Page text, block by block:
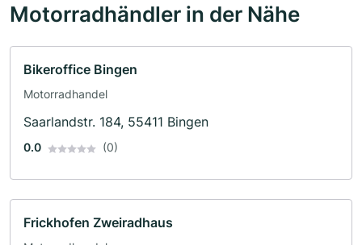
Motorradhändler in der Nähe
Bikeroffice Bingen
Motorradhandel
Saarlandstr. 184, 55411 Bingen
0.0 (0)
Frickhofen Zweiradhaus